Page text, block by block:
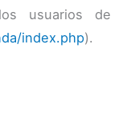
usuarios de
index.php).